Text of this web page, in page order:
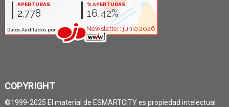
COPYRIGHT
©1999-2025 El material de ESMARTCITY es propiedad intelectual